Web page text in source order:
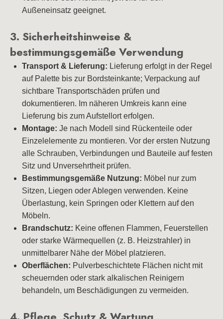
Außeneinsatz geeignet.
3. Sicherheitshinweise &
bestimmungsgemäße Verwendung
Transport & Lieferung: Lieferung erfolgt in der Regel
auf Palette bis zur Bordsteinkante; Verpackung auf
sichtbare Transportschäden prüfen und
dokumentieren. Im näheren Umkreis kann eine
Lieferung bis zum Aufstellort erfolgen.
Montage: Je nach Modell sind Rückenteile oder
Einzelelemente zu montieren. Vor der ersten Nutzung
alle Schrauben, Verbindungen und Bauteile auf festen
Sitz und Unversehrtheit prüfen.
Bestimmungsgemäße Nutzung: Möbel nur zum
Sitzen, Liegen oder Ablegen verwenden. Keine
Überlastung, kein Springen oder Klettern auf den
Möbeln.
Brandschutz: Keine offenen Flammen, Feuerstellen
oder starke Wärmequellen (z. B. Heizstrahler) in
unmittelbarer Nähe der Möbel platzieren.
Oberflächen: Pulverbeschichtete Flächen nicht mit
scheuernden oder stark alkalischen Reinigern
behandeln, um Beschädigungen zu vermeiden.